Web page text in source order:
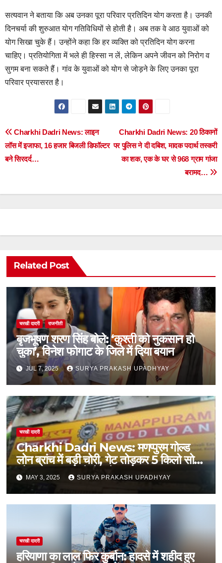
सत्यवान ने बताया कि अब उनका पूरा परिवार प्रतिदिन योग करता है। उनकी
दिनचर्या की शुरुआत योग गतिविधियों से होती है। अब तक वे आठ युवाओं को
योग सिखा चुके हैं। उन्होंने कहा कि हर व्यक्ति को प्रतिदिन योग करना
चाहिए। प्रतियोगिता में भले ही हिस्सा न लें, लेकिन अपने जीवन को निरोग व
सुगम बना सकते हैं। गांव के युवाओं को योग से जोड़ने के लिए उनका पूरा
परिवार प्रयासरत है।
Post
navigation
Charkhi Dadri News: 20 ठिकानों
पर पुलिस ने दी दबिश, मादक पदार्थ तस्करी
का शक, एक के घर से 968 ग्राम गांजा
बरामद…
Charkhi Dadri News: लाइन
लॉस में इजाफा, 16 हजार बिजली डिफाॅल्टर
बने सिरदर्द…
Related Post
चरखी दादरी राजनीती
बृजभूषण शरण सिंह बोले: ‘कुश्ती को नुकसान हो
चुका’, विनेश फोगाट के जिले में दिया बयान
JUL 7, 2025 SURYA PRAKASH UPADHYAY
चरखी दादरी
Charkhi Dadri News: मणप्पुरम गोल्ड
लोन ब्रांच में बड़ी चोरी, गेट तोड़कर 5 किलो सोना
और 14 लाख रुपये ले उड़े बदमाश
MAY 3, 2025 SURYA PRAKASH UPADHYAY
चरखी दादरी
हरियाणा का लाल फिर कुर्बान: हादसे में शहीद हुए